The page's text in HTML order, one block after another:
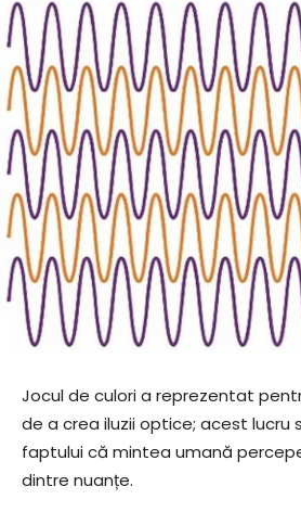
Jocul de culori a reprezentat
de a crea iluzii optice; acest lucru
faptului că mintea umană
dintre nuanțe.